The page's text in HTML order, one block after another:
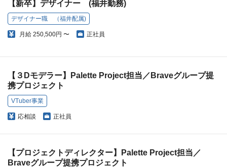
【新卒】デザイナー (福井勤務)
デザイナー職 （福井配属)
月給 250,500円 〜 正社員
【３Dモデラー】Palette Project担当／Braveグループ提
携プロジェクト
VTuber事業
応相談 正社員
【プロジェクトディレクター】Palette Project担当／
Braveグループ提携プロジェクト